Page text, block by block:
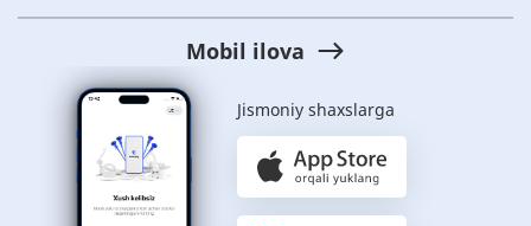
Mobil ilova
Jismoniy shaxslarga